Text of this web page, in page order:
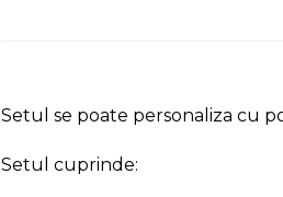
Setul se poate personaliza cu
Setul cuprinde: